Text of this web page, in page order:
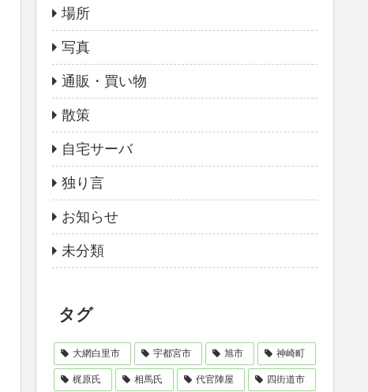
場所
写真
通販・買い物
散策
自宅サーバ
独り言
お知らせ
未分類
タグ
大網白里市 宇都宮市 旭市 神崎町
梶原氏 相馬氏 代官陣屋 四街道市